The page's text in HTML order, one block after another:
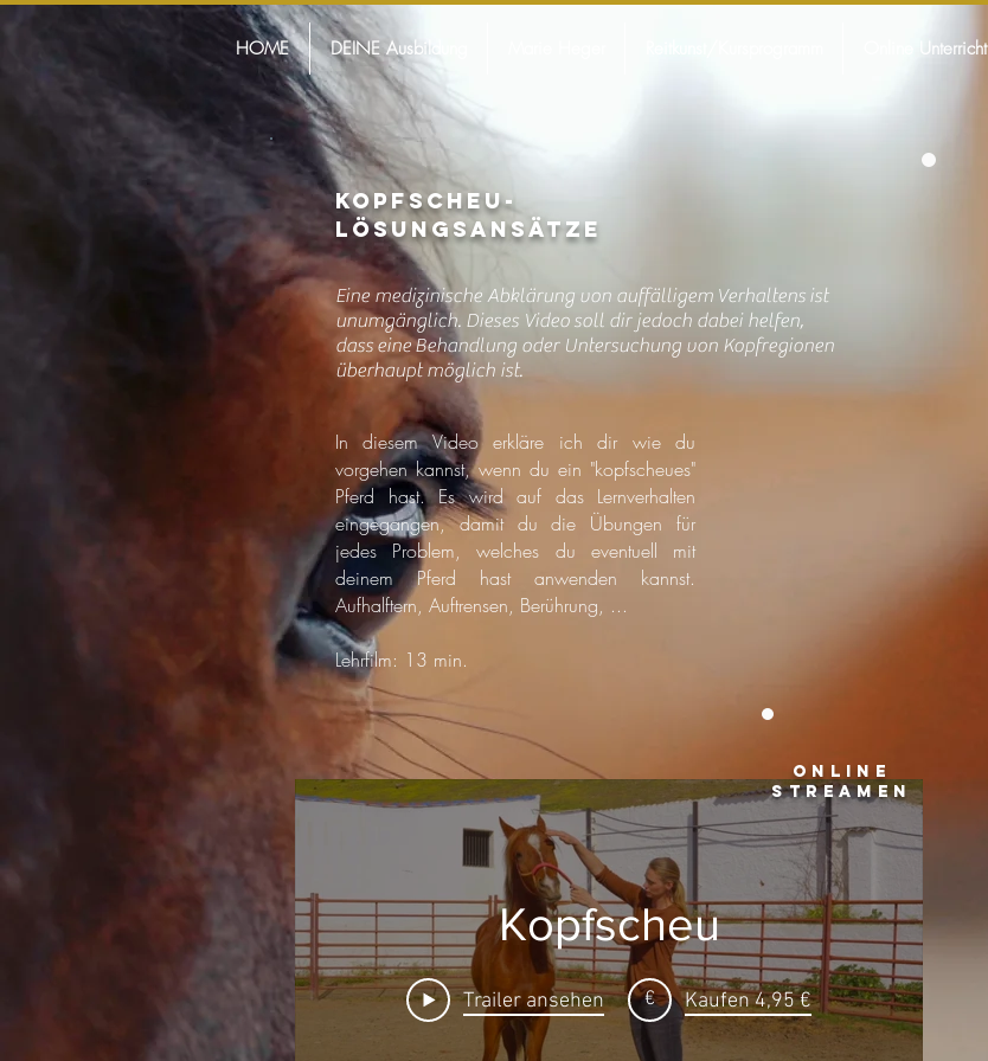
HOME DEINE Ausbildung Online Unterricht
Kopfscheu-
Lösungsansätze
Eine medizinische Abklärung von auffälligem Verhaltens ist
unumgänglich. Dieses Video soll dir jedoch dabei helfen,
dass eine Behandlung oder Untersuchung von Kopfregionen
überhaupt möglich ist.
In diesem Video erkläre ich dir wie du
vorgehen kannst, wenn du ein "kopfscheues"
Pferd hast. Es wird auf das Lernverhalten
eingegangen, damit du die Übungen für
jedes Problem, welches du eventuell mit
deinem Pferd hast anwenden kannst.
Aufhalftern, Auftrensen, Berührung, ...
Lehrfilm: 13 min.
Kopfscheu
Trailer ansehen € Kaufen 4,95 €
online
streamen